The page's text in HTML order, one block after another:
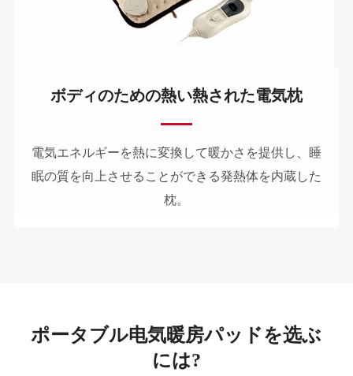
ボディのための熱い熱された電気枕
電気エネルギーを熱に変換して暖かさを提供し、睡
眠の質を向上させることができる発熱体を内蔵した
枕。
ポータブル电気暖房パッドを选ぶ
には?